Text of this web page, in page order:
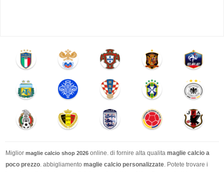
Miglior maglie calcio shop 2026 online. di fornire alta qualita maglie calcio a
poco prezzo. abbigliamento maglie calcio personalizzate. Potete trovare i